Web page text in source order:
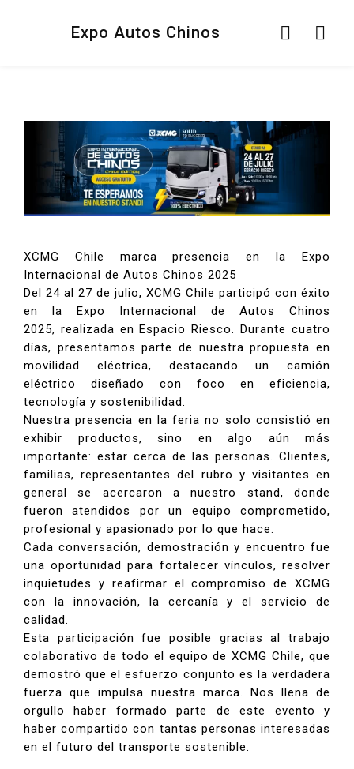
Expo Autos Chinos
XCMG Chile marca presencia en la Expo
Internacional de Autos Chinos 2025
Del 24 al 27 de julio, XCMG Chile participó con éxito
en la Expo Internacional de Autos Chinos
2025, realizada en Espacio Riesco. Durante cuatro
días, presentamos parte de nuestra propuesta en
movilidad eléctrica, destacando un camión
eléctrico diseñado con foco en eficiencia,
tecnología y sostenibilidad.
Nuestra presencia en la feria no solo consistió en
exhibir productos, sino en algo aún más
importante: estar cerca de las personas. Clientes,
familias, representantes del rubro y visitantes en
general se acercaron a nuestro stand, donde
fueron atendidos por un equipo comprometido,
profesional y apasionado por lo que hace.
Cada conversación, demostración y encuentro fue
una oportunidad para fortalecer vínculos, resolver
inquietudes y reafirmar el compromiso de XCMG
con la innovación, la cercanía y el servicio de
calidad.
Esta participación fue posible gracias al trabajo
colaborativo de todo el equipo de XCMG Chile, que
demostró que el esfuerzo conjunto es la verdadera
fuerza que impulsa nuestra marca. Nos llena de
orgullo haber formado parte de este evento y
haber compartido con tantas personas interesadas
en el futuro del transporte sostenible.